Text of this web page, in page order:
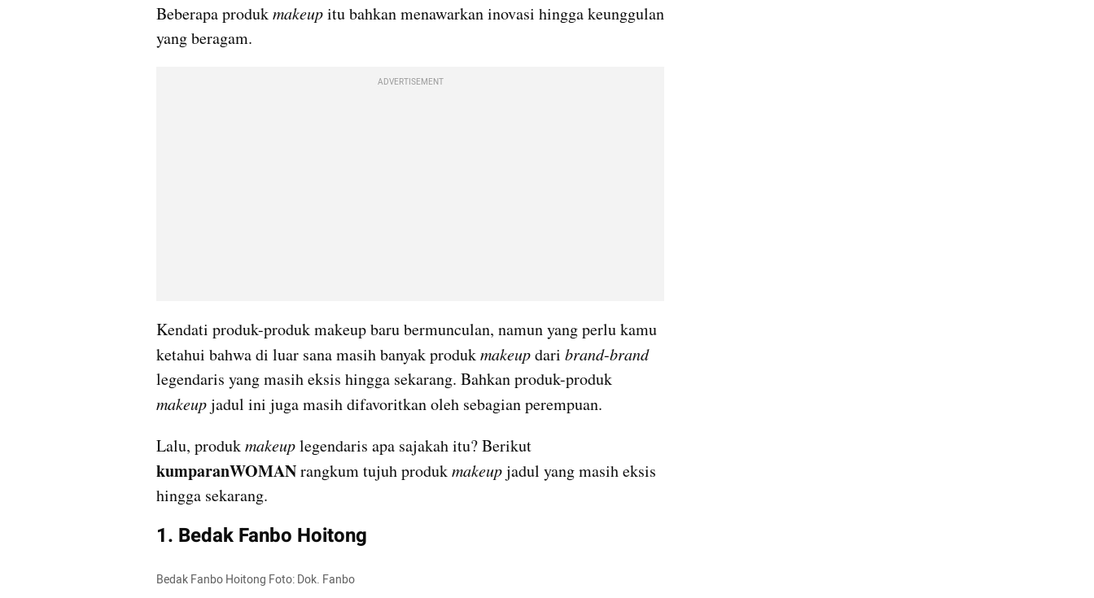
Beberapa produk makeup itu bahkan menawarkan inovasi hingga keunggulan
yang beragam.
ADVERTISEMENT
Kendati produk-produk makeup baru bermunculan, namun yang perlu kamu
ketahui bahwa di luar sana masih banyak produk makeup dari brand-brand
makeup jadul ini juga masih difavoritkan oleh sebagian perempuan.
Lalu, produk makeup
kumparanWOMAN rangkum tujuh produk makeup jadul yang masih eksis
hingga sekarang.
1. Bedak Fanbo Hoitong
Bedak Fanbo Hoitong Foto: Dok. Fanbo